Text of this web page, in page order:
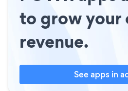
to grow your
revenue.
See apps in